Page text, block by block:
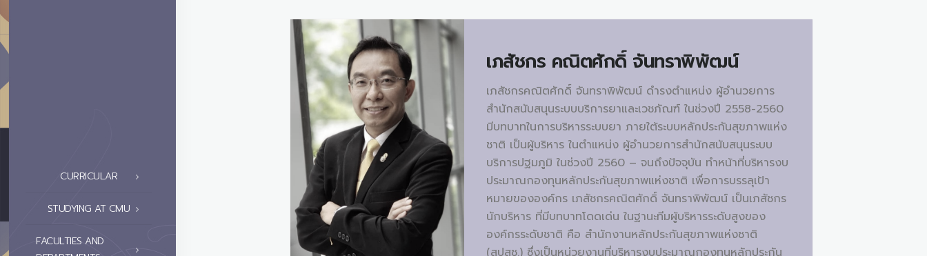
CURRICULAR
STUDYING AT CMU
FACULTIES AND
เภสัชกร คณิตศักดิ์ จันทราพิพัฒน์
เภสัชกรคณิตศักดิ์ จันทราพิพัฒน์ ดำรงตำแหน่ง ผู้อำนวยการ
สำนักสนับสนุนระบบบริการยาและเวชภัณฑ์ ในช่วงปี 2558-2560
มีบทบาทในการบริหารระบบยา ภายใต้ระบบหลักประกันสุขภาพแห่ง
ชาติ เป็นผู้บริหาร ในตำแหน่ง ผู้อำนวยการสำนักสนับสนุนระบบ
บริการปฐมภูมิ ในช่วงปี 2560 – จนถึงปัจจุบัน ทำหน้าที่บริหารงบ
ประมาณกองทุนหลักประกันสุขภาพแห่งชาติ เพื่อการบรรลุเป้า
หมายขององค์กร เภสัชกรคณิตศักดิ์ จันทราพิพัฒน์ เป็นเภสัชกร
นักบริหาร ที่มีบทบาทโดดเด่น ในฐานะทีมผู้บริหารระดับสูงของ
องค์กรระดับชาติ คือ สำนักงานหลักประกันสุขภาพแห่งชาติ
(สปสช.) ซึ่งเป็นหน่วยงานที่บริหารงบประมาณกองทุนหลักประกัน